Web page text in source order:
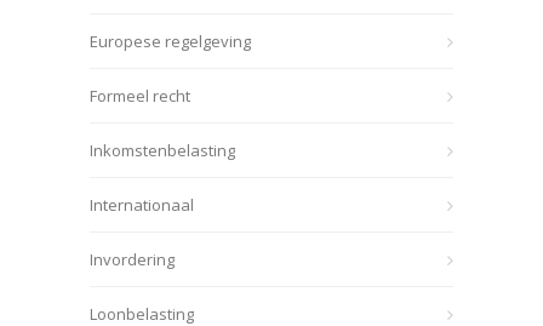
Europese regelgeving
Formeel recht
Inkomstenbelasting
Internationaal
Invordering
Loonbelasting